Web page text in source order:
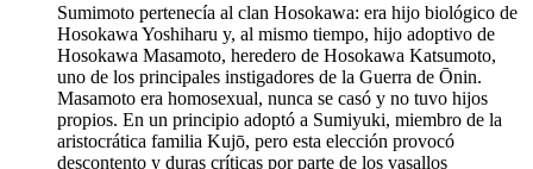
Sumimoto pertenecía al clan Hosokawa: era hijo biológico de
Hosokawa Yoshiharu y, al mismo tiempo, hijo adoptivo de
Hosokawa Masamoto, heredero de Hosokawa Katsumoto,
uno de los principales instigadores de la Guerra de Ōnin.
Masamoto era homosexual, nunca se casó y no tuvo hijos
propios. En un principio adoptó a Sumiyuki, miembro de la
aristocrática familia Kujō, pero esta elección provocó
descontento y duras críticas por parte de los vasallos